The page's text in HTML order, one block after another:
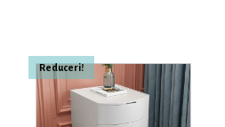
Reduceri!